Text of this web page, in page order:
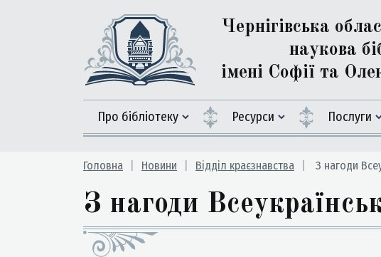
Чернігівська
наукова
імені Софії та
Про бібліотеку Ресурси Послуги
Головна Новини Відділ краєзнавства З нагоди
З нагоди